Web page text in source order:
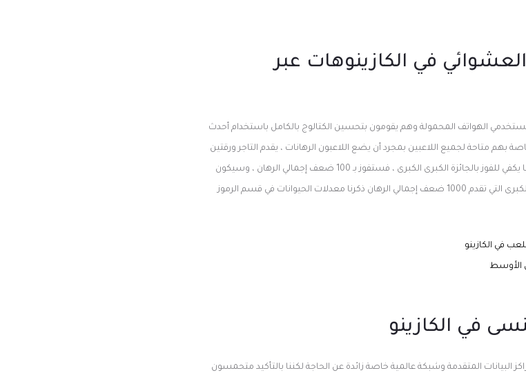
في الكازينوهات عبر
الهواتف المحمولة وهم يقومون بتحسين الكتالوج بالكامل باستخدام أحدث
الألعاب الخاصة بهم متاحة لجميع اللاعبين بمجرد أن يضع اللاعبون الرهانات ، يقدم التاجر ورقتين
للجانب المصرفي ورقتين للاعب إذا كنت محظوظا بما يكفي للفوز بالجائزة الكبرى الكبرى ، فستفوز بـ 100 ضعف إجمالي الرهان ، وسيكون
لدى اللاعبين الأكثر حظا فرصة للفوز بالجائزة الكبرى الكبرى التي تقدم 1000 ضعف إجمالي الرهان ذكرنا معدلات الحيوانات في قسم الرموز
في الكازينو
الأوسط
في الكازينو
المتقدمة وشبكة عالمية خاصة زائدة عن الحاجة لكننا بالتأكيد متحمسون